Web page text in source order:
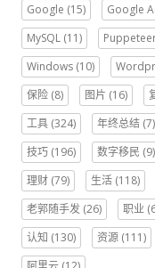
Google (15) Google
MySQL (11)
Windows (10)
保险 (8) 图片 (16)
工具 (324) 年终总结 (7)
技巧 (196) 数字移民 (9)
理财 (79) 生活 (118)
老郭随手发 (26) 职业
认知 (130) 资源 (111)